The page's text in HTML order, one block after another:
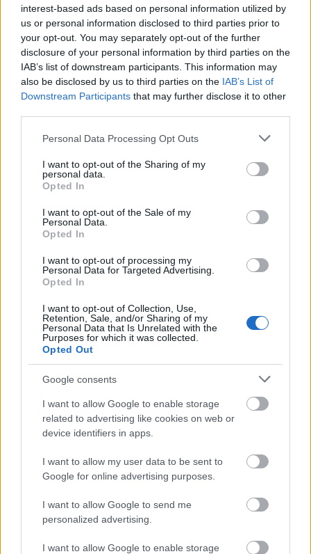
interest-based ads based on personal information utilized by
us or personal information disclosed to third parties prior to
your opt-out. You may separately opt-out of the further
disclosure of your personal information by third parties on the
IAB’s list of downstream participants. This information may
also be disclosed by us to third parties on the IAB’s List of
Downstream Participants that may further disclose it to other
Please note that this website/app uses one or more Google
not limited to your visit or usage behaviour. You may click to
grant or deny consent to Google and its third-party tags to
use your data for below specified purposes in below Google
consent section.
Personal Data Processing Opt Outs
I want to opt-out of the Sharing of my
personal data.
Opted In
I want to opt-out of the Sale of my
Personal Data.
Opted In
I want to opt-out of processing my
Personal Data for Targeted Advertising.
Opted In
I want to opt-out of Collection, Use,
Retention, Sale, and/or Sharing of my
Personal Data that Is Unrelated with the
Purposes for which it was collected.
Opted Out
Google consents
I want to allow Google to enable storage
related to advertising like cookies on web or
device identifiers in apps.
I want to allow my user data to be sent to
Google for online advertising purposes.
I want to allow Google to send me
personalized advertising.
I want to allow Google to enable storage
Zacznij pisać, żeby zobaczyć wyniki lub przyciśnij ESC,
ZOBACZ WSZYSTKIE WYNIKI
SUBSCRIBE
A customizable modal perfect for newsletters
[mc4wp_form id="496"]